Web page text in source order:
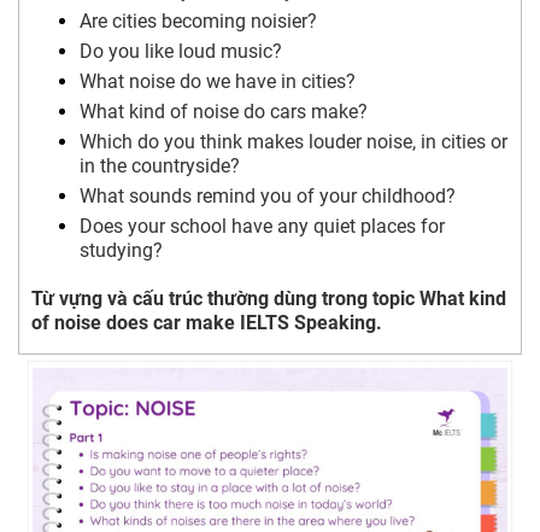
Are cities becoming noisier?
Do you like loud music?
What noise do we have in cities?
What kind of noise do cars make?
Which do you think makes louder noise, in cities or
in the countryside?
What sounds remind you of your childhood?
Does your school have any quiet places for
studying?
Từ vựng và cấu trúc thường dùng trong topic What kind
of noise does car make IELTS Speaking.